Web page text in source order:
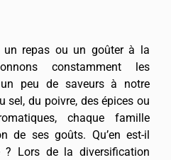
un repas ou un goûter à la
constamment les
peu de saveurs à notre
sel, du poivre, des épices ou
chaque famille
de ses goûts. Qu’en est-il
? Lors de la diversification